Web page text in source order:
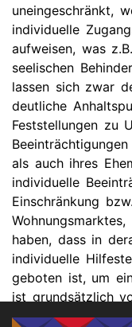
uneingeschränkt,
individuelle
aufweisen, was
seelischen
lassen sich zwar
deutliche
Feststellungen zu
als auch ihres
individuelle
Einschränkung
haben, dass in
individuelle
geboten ist, um
ist grundsätzlich
der Wohnung